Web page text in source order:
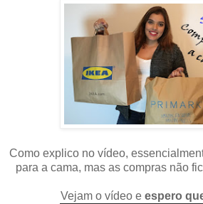
Como explico no vídeo,
para a cama, mas as compras não
Vejam o vídeo e espero